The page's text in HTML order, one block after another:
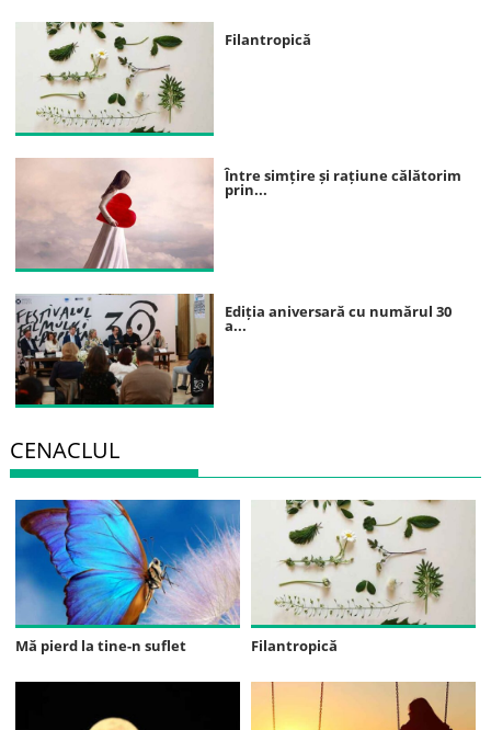
Filantropică
Între simțire și rațiune călătorim
prin...
Ediția aniversară cu numărul 30
a...
CENACLUL
Mă pierd la tine-n suflet Filantropică